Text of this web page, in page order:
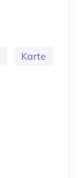
Karte